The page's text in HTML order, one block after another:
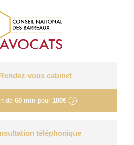
Rendez-vous cabinet
de 60 min pour 180€
téléphonique